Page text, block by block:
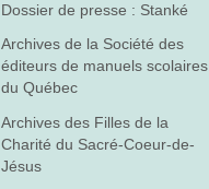
Dossier de presse : Stanké
Archives de la Société des
éditeurs de manuels scolaires
du Québec
Archives des Filles de la
Charité du Sacré-Coeur-de-
Jésus